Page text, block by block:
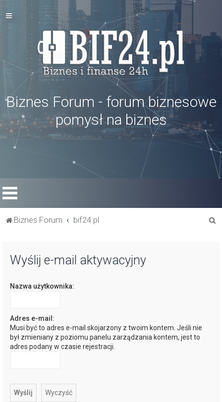
Biznes Forum - forum biznesowe
pomysł na biznes
Biznes Forum bif24.pl
Wyślij e-mail aktywacyjny
Nazwa użytkownika:
Adres e-mail:
Musi być to adres e-mail skojarzony z twoim kontem. Jeśli nie
był zmieniany z poziomu panelu zarządzania kontem, jest to
adres podany w czasie rejestracji.